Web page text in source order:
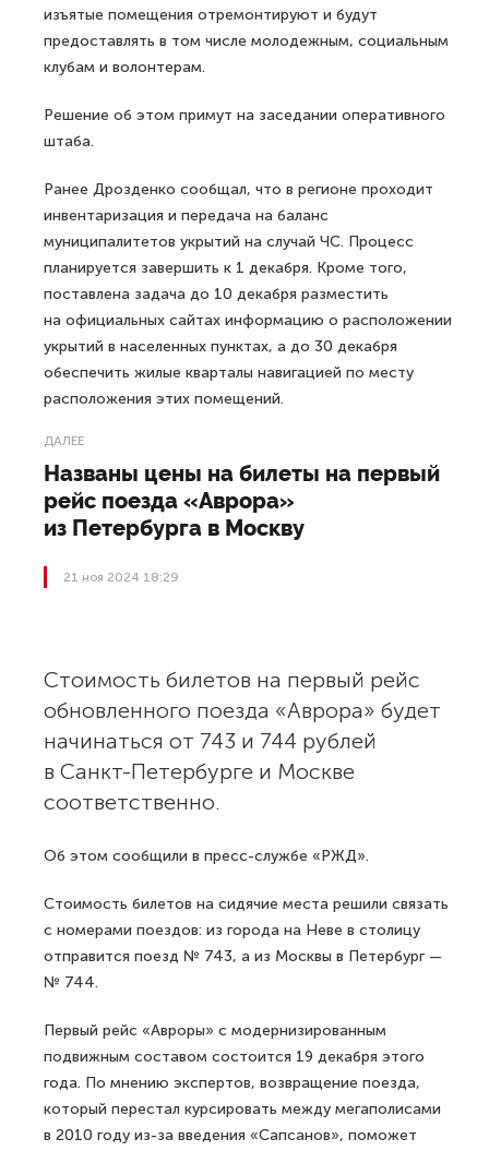
изъятые помещения отремонтируют и будут
предоставлять в том числе молодежным, социальным
клубам и волонтерам.
Решение об этом примут на заседании оперативного
штаба.
Ранее Дрозденко сообщал, что в регионе проходит
инвентаризация и передача на баланс
муниципалитетов укрытий на случай ЧС. Процесс
планируется завершить к 1 декабря. Кроме того,
поставлена задача до 10 декабря разместить
на официальных сайтах информацию о расположении
укрытий в населенных пунктах, а до 30 декабря
обеспечить жилые кварталы навигацией по месту
расположения этих помещений.
ДАЛЕЕ
Названы цены на билеты на первый
рейс поезда «Аврора»
из Петербурга в Москву
21 ноя 2024 18:29
Стоимость билетов на первый рейс
обновленного поезда «Аврора» будет
начинаться от 743 и 744 рублей
в Санкт-Петербурге и Москве
соответственно.
Об этом сообщили в пресс-службе «РЖД».
Стоимость билетов на сидячие места решили связать
с номерами поездов: из города на Неве в столицу
отправится поезд № 743, а из Москвы в Петербург —
№ 744.
Первый рейс «Авроры» с модернизированным
подвижным составом состоится 19 декабря этого
года. По мнению экспертов, возвращение поезда,
который перестал курсировать между мегаполисами
в 2010 году из-за введения «Сапсанов», поможет